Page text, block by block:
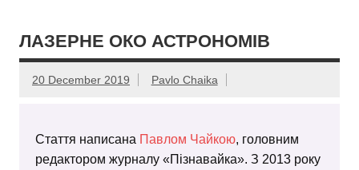
ЛАЗЕРНЕ ОКО АСТРОНОМІВ
20 December 2019 Pavlo Chaika
Стаття написана Павлом Чайкою, головним
редактором журналу «Пізнавайка». З 2013 року